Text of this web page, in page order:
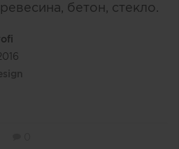
бетон, стекло.